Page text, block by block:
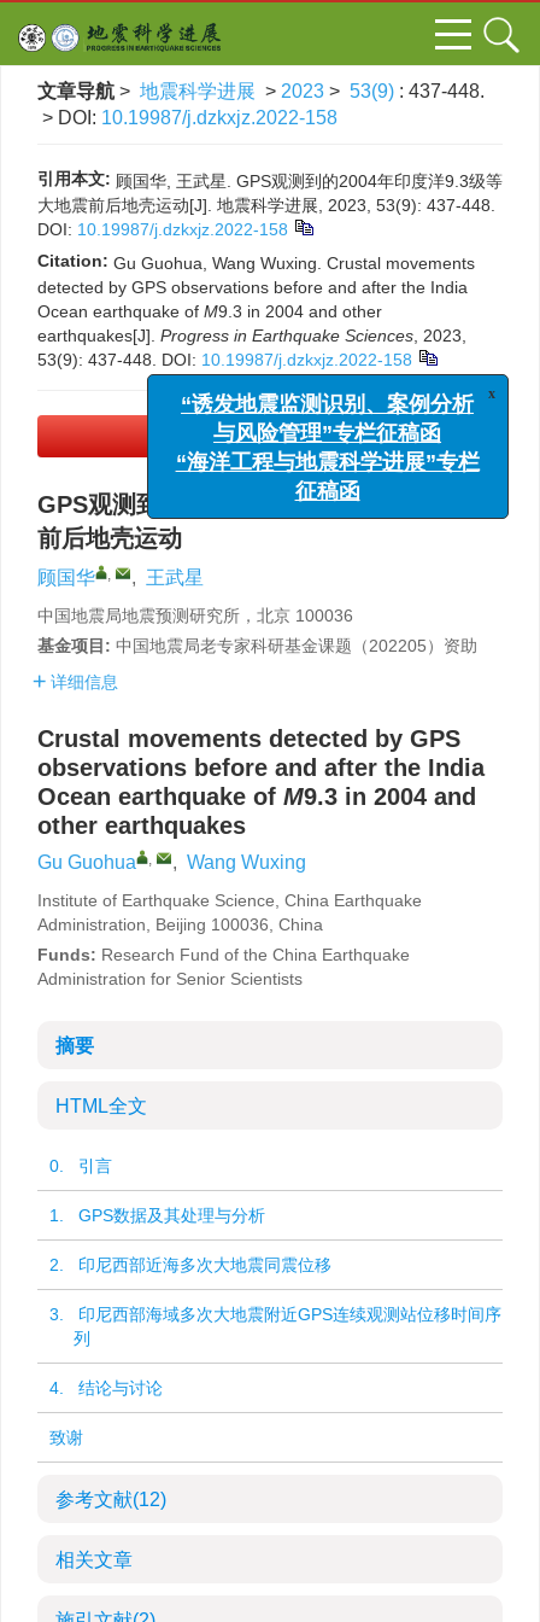
文章导航 > 地震科学进展 > 2023 > 53(9) : 437-448.
> DOI: 10.19987/j.dzkxjz.2022-158
引用本文: 顾国华, 王武星. GPS观测到的2004年印度洋9.3级等
大地震前后地壳运动[J]. 地震科学进展, 2023, 53(9): 437-448.
DOI: 10.19987/j.dzkxjz.2022-158
Citation: Gu Guohua, Wang Wuxing. Crustal movements
detected by GPS observations before and after the India
Ocean earthquake of M9.3 in 2004 and other
earthquakes[J]. Progress in Earthquake Sciences , 2023,
53(9): 437-448. DOI: 10.19987/j.dzkxjz.2022-158
PDF下载(4647 KB)
GPS观测到的2004年印度洋9.3级等大地震
前后地壳运动
顾国华 , , 王武星
中国地震局地震预测研究所，北京 100036
基金项目: 中国地震局老专家科研基金课题（202205）资助
详细信息
Crustal movements detected by GPS
observations before and after the India
Ocean earthquake of M9.3 in 2004 and
other earthquakes
Gu Guohua , , Wang Wuxing
Institute of Earthquake Science, China Earthquake
Administration, Beijing 100036, China
Funds: Research Fund of the China Earthquake
Administration for Senior Scientists
摘要
HTML全文
0. 引言
1. GPS数据及其处理与分析
2. 印尼西部近海多次大地震同震位移
3. 印尼西部海域多次大地震附近GPS连续观测站位移时间序
列
4. 结论与讨论
致谢
参考文献(12)
相关文章
“诱发地震监测识别、案例分析
与风险管理”专栏征稿函
“海洋工程与地震科学进展”专栏
征稿函